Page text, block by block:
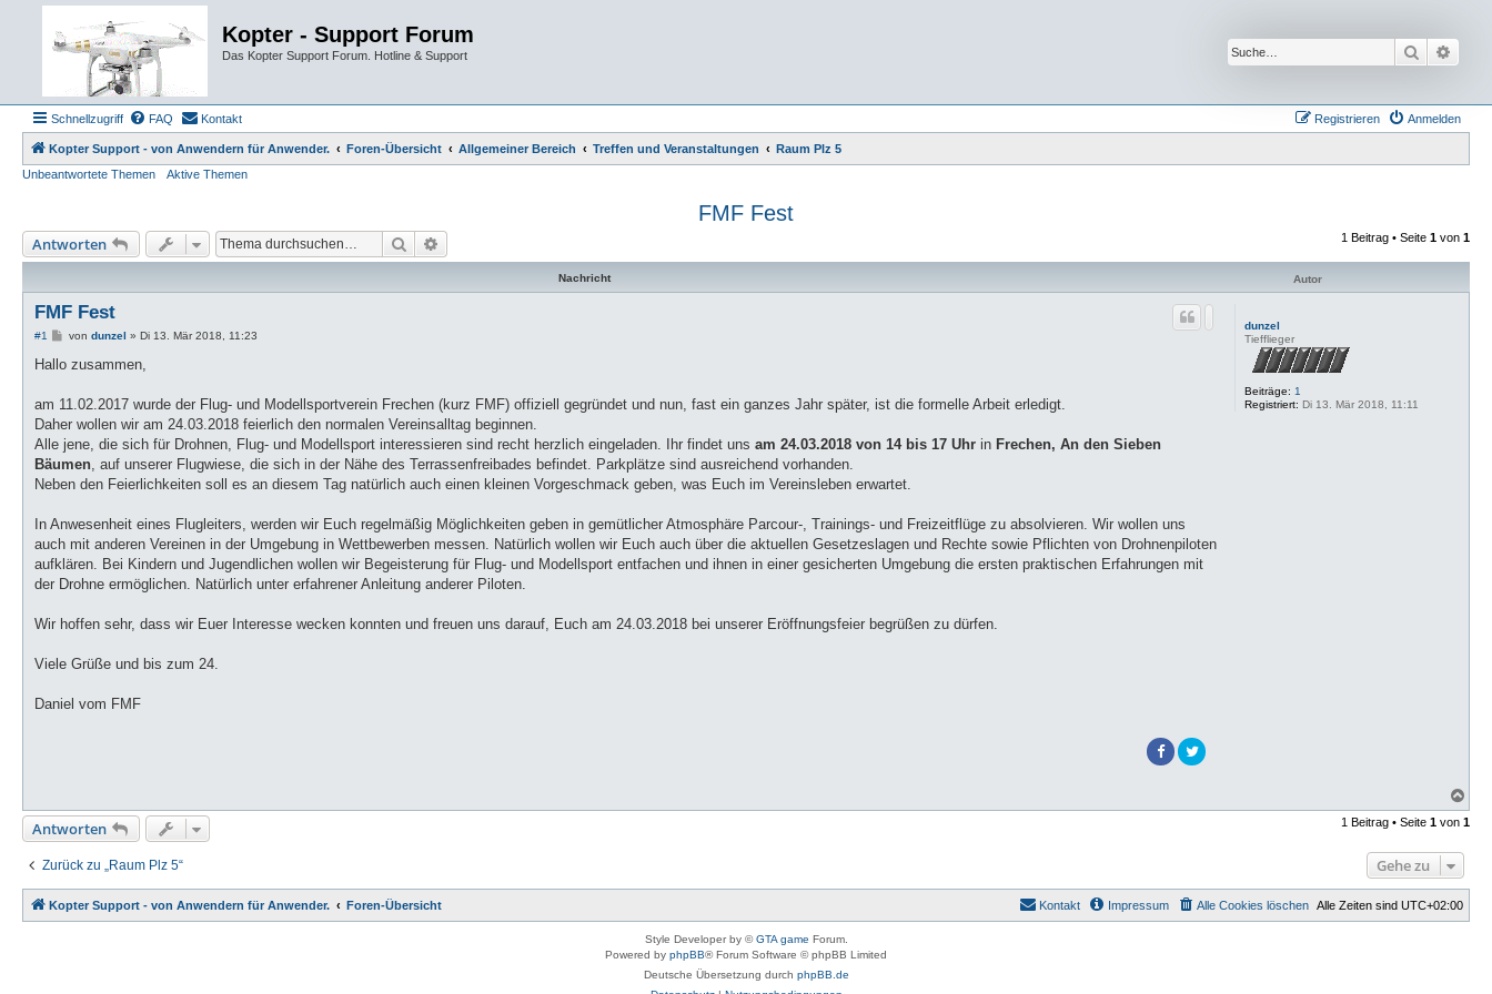
Kopter - Support Forum
Das Kopter Support Forum. Hotline & Support Suche
Schnellzugriff FAQ Kontakt Anmelden
Registrieren
Kopter Support - von Anwendern für Anwender. Foren-Übersicht Allgemeiner Bereich Treffen und Veranstaltungen
Raum Plz 5
Unbeantwortete Themen
Aktive Themen
FMF Fest
Antworten Suche 1 Beitrag • Seite 1 von 1
Nachricht Autor
dunzel
Tiefflieger
Beiträge: 1
Registriert: Di 13. Mär 2018, 11:11
FMF Fest
#1
B
i
a
von dunzel » Di 13. Mär 2018, 11:23
Hallo zusammen,
am 11.02.2017 wurde der Flug- und Modellsportverein Frechen (kurz FMF) offiziell gegründet und nun, fast ein ganzes Jahr später, ist die formelle Arbeit erledigt.
Daher wollen wir am 24.03.2018 feierlich den normalen Vereinsalltag beginnen.
Alle jene, die sich für Drohnen, Flug- und Modellsport interessieren sind recht herzlich eingeladen. Ihr findet uns am 24.03.2018 von 14 bis 17 Uhr in Frechen, An den Sieben
Bäumen, auf unserer Flugwiese, die sich in der Nähe des Terrassenfreibades befindet. Parkplätze sind ausreichend vorhanden.
Neben den Feierlichkeiten soll es an diesem Tag natürlich auch einen kleinen Vorgeschmack geben, was Euch im Vereinsleben erwartet.
In Anwesenheit eines Flugleiters, werden wir Euch regelmäßig Möglichkeiten geben in gemütlicher Atmosphäre Parcour-, Trainings- und Freizeitflüge zu absolvieren. Wir wollen uns
auch mit anderen Vereinen in der Umgebung in Wettbewerben messen. Natürlich wollen wir Euch auch über die aktuellen Gesetzeslagen und Rechte sowie Pflichten von Drohnenpiloten
aufklären. Bei Kindern und Jugendlichen wollen wir Begeisterung für Flug- und Modellsport entfachen und ihnen in einer gesicherten Umgebung die ersten praktischen Erfahrungen mit
der Drohne ermöglichen. Natürlich unter erfahrener Anleitung anderer Piloten.
Wir hoffen sehr, dass wir Euer Interesse wecken konnten und freuen uns darauf, Euch am 24.03.2018 bei unserer Eröffnungsfeier begrüßen zu dürfen.
Viele Grüße und bis zum 24.
Daniel vom FMF
a
c
e
Antworten 1 Beitrag • Seite 1 von 1
Zurück zu „Raum Plz 5“ Gehe zu
Kopter Support - von Anwendern für Anwender. Foren-Übersicht Alle Zeiten sind UTC+02:00
Alle Cookies löschen
Impressum
Kontakt
Style Developer by ©GTA game Forum.
Powered by phpBB® Forum Software © phpBB Limited
Deutsche Übersetzung durch phpBB.de